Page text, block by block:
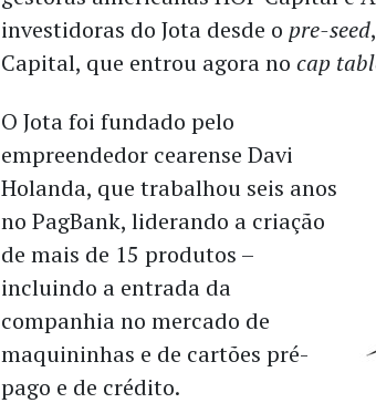
investidoras do Jota desde o pre-seed
Capital, que entrou agora nocap
O Jota foi fundado pelo
empreendedor cearense Davi
Holanda, que trabalhou seis anos
no PagBank, liderando a criação
de mais de 15 produtos –
incluindo a entrada da
companhia no mercado de
maquininhas e de cartões pré-
pago e de crédito.